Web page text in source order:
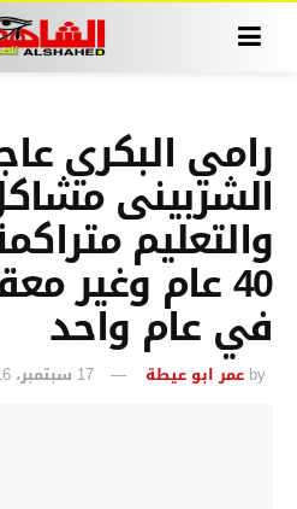
رامي البكري
الشربينى
40 عام وغير
في عام واحد
by عمر ابو عيطة 17 سبتمبر، 2016